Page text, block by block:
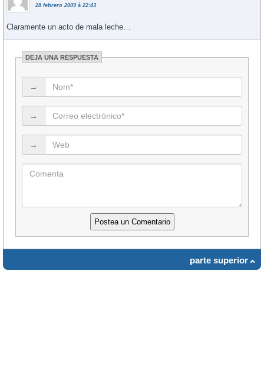
28 febrero 2009 à 22:43
Claramente un acto de mala leche…
DEJA UNA RESPUESTA
→
→
→
parte superior